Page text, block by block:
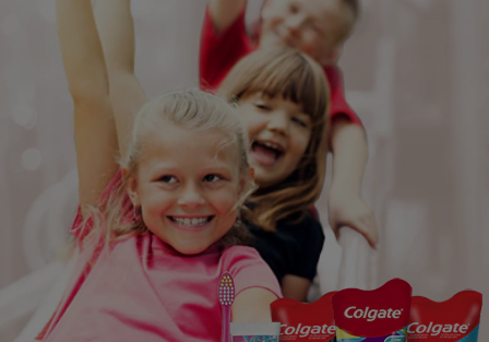
CHEQUEO DE SALUD BUCAL
SELECCIÓN DE PRODUCTOS
PARA PROFESIONALES
SUSCRÍBASE